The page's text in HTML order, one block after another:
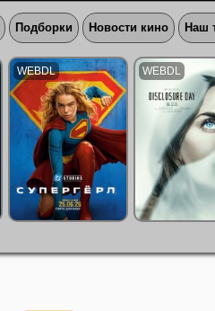
Подборки Новости кино Наш